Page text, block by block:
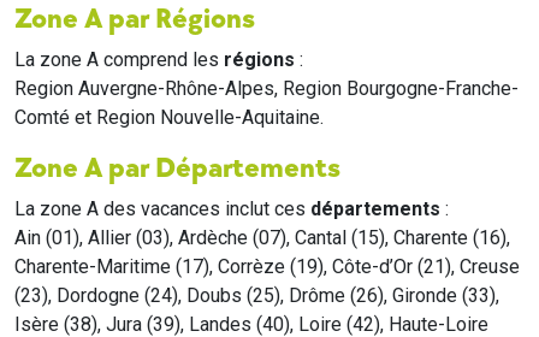
Zone A par Régions
La zone A comprend les régions :
Region Auvergne-Rhône-Alpes, Region Bourgogne-Franche-
Comté et Region Nouvelle-Aquitaine.
Zone A par Départements
La zone A des vacances inclut ces départements :
Ain (01), Allier (03), Ardèche (07), Cantal (15), Charente (16),
Charente-Maritime (17), Corrèze (19), Côte-d’Or (21), Creuse
(23), Dordogne (24), Doubs (25), Drôme (26), Gironde (33),
Isère (38), Jura (39), Landes (40), Loire (42), Haute-Loire